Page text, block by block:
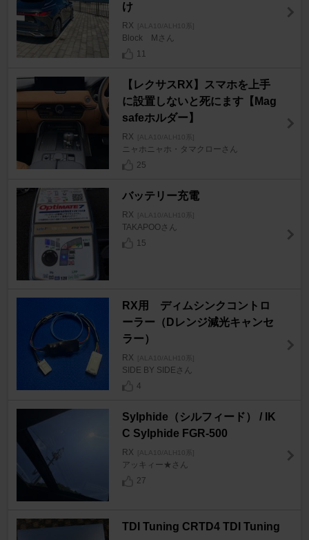
け
RX [ALA10/ALH10系]
Block Mさん
11
【レクサスRX】スマホを上手
に設置しないと死にます【Mag
safeホルダー】
RX [ALA10/ALH10系]
ニャホニャホ・タマクローさん
25
バッテリー充電
RX [ALA10/ALH10系]
TAKAPOOさん
15
RX用 ディムシンクコントロ
ーラー（Dレンジ減光キャンセ
ラー）
RX [ALA10/ALH10系]
SIDE BY SIDEさん
4
Sylphide（シルフィード） / IK
C Sylphide FGR-500
RX [ALA10/ALH10系]
アッキィー★さん
27
TDI Tuning CRTD4 TDI Tuning